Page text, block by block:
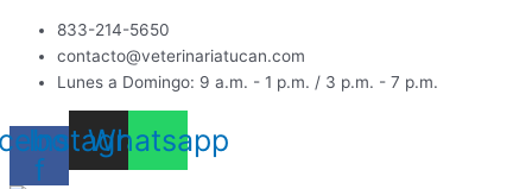
contenido
833-214-5650
contacto@veterinariatucan.com
Lunes a Domingo: 9 a.m. - 1 p.m. / 3 p.m. - 7 p.m.
f
Instagram
Whatsapp